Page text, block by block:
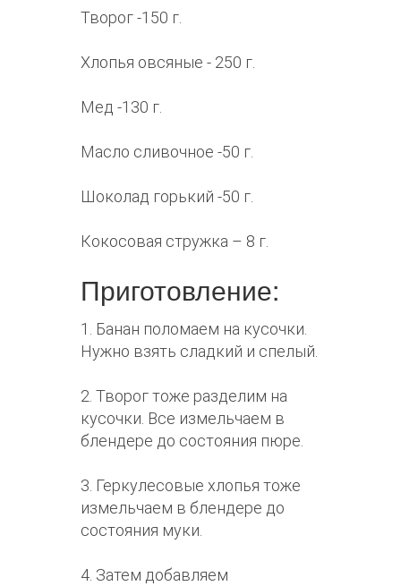
Творог -150 г.
Хлопья овсяные - 250 г.
Мед -130 г.
Масло сливочное -50 г.
Шоколад горький -50 г.
Кокосовая стружка – 8 г.
Приготовление:
1. Банан поломаем на кусочки.
Нужно взять сладкий и спелый.
2. Творог тоже разделим на
кусочки. Все измельчаем в
блендере до состояния пюре.
3. Геркулесовые хлопья тоже
измельчаем в блендере до
состояния муки.
4. Затем добавляем